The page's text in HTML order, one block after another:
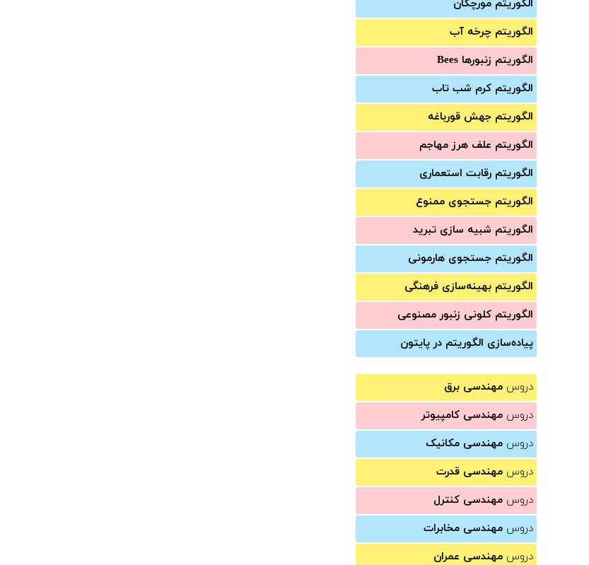
الگوریتم مورچگان
الگوریتم چرخه آب
الگوریتم زنبورها Bees
الگوریتم کرم شب تاب
الگوریتم جهش قورباغه
الگوریتم علف هرز مهاجم
الگوریتم رقابت استعماری
الگوریتم جستجوی ممنوع
الگوریتم شبیه سازی تبرید
الگوریتم جستجوی هارمونی
الگوریتم بهینه‌سازی فرهنگی
الگوریتم کلونی زنبور مصنوعی
پیاده‌سازی الگوریتم در پایتون
دروس مهندسی برق
دروس مهندسی کامپیوتر
دروس مهندسی مکانیک
دروس مهندسی قدرت
دروس مهندسی کنترل
دروس مهندسی مخابرات
دروس مهندسی عمران